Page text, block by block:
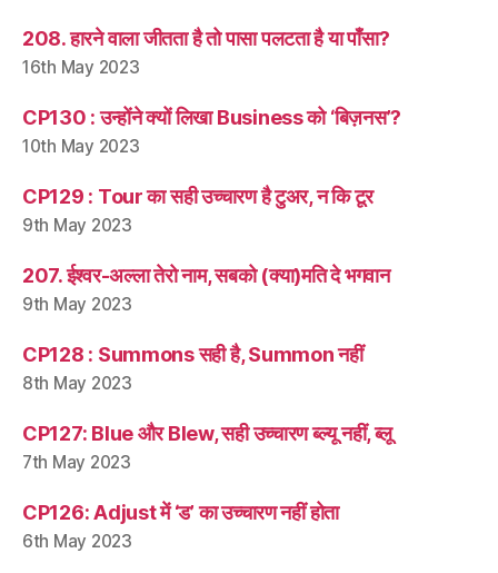
208. हारने वाला जीतता है तो पासा पलटता है या पाँसा?
16th May 2023
CP130 : उन्होंने क्यों लिखा Business को ‘बिज़नस’?
10th May 2023
CP129 : Tour का सही उच्चारण है टुअर, न कि टूर
9th May 2023
207. ईश्वर-अल्ला तेरो नाम, सबको (क्या)मति दे भगवान
9th May 2023
CP128 : Summons सही है, Summon नहीं
8th May 2023
CP127: Blue और Blew, सही उच्चारण ब्ल्यू नहीं, ब्लू
7th May 2023
CP126: Adjust में ‘ड’ का उच्चारण नहीं होता
6th May 2023